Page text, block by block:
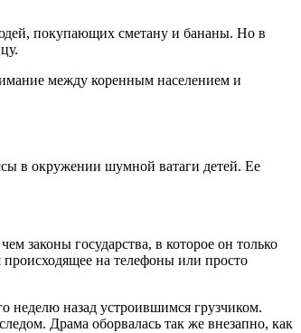
покупающих сметану и бананы. Но в
между коренным населением и
в окружении шумной ватаги детей. Ее
законы государства, в которое он только
на телефоны или просто
неделю назад устроившимся грузчиком.
Драма оборвалась так же внезапно, как